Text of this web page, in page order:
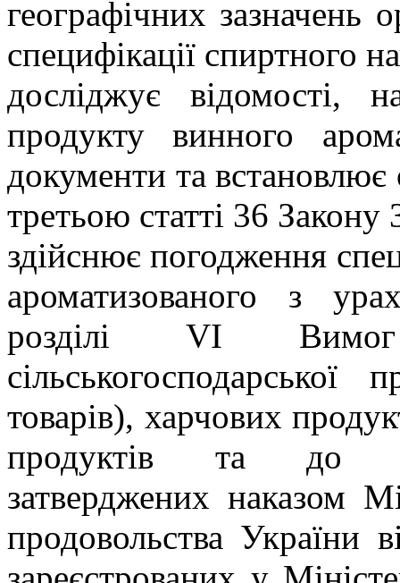
географічних зазначень
специфікації спиртного
досліджує відомості,
продукту винного
документи та
третьою статті 36
здійснює погодження
ароматизованого з
розділі VI
сільськогосподарської
товарів), харчових
продуктів та до
затверджених наказом
продовольства України